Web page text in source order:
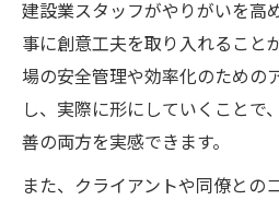
建設業スタッフがやりがいを高
事に創意工夫を取り入れること
場の安全管理や効率化のための
し、実際に形にしていくことで
善の両方を実感できます。
また、クライアントや同僚との